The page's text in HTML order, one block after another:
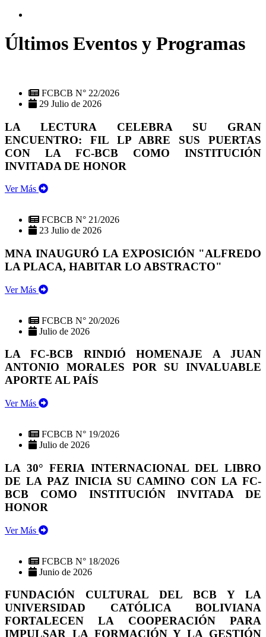
Últimos Eventos y Programas
FCBCB N° 22/2026
29 Julio de 2026
LA LECTURA CELEBRA SU GRAN
ENCUENTRO: FIL LP ABRE SUS PUERTAS
CON LA FC-BCB COMO INSTITUCIÓN
INVITADA DE HONOR
Ver Más
FCBCB N° 21/2026
23 Julio de 2026
MNA INAUGURÓ LA EXPOSICIÓN "ALFREDO
LA PLACA, HABITAR LO ABSTRACTO"
Ver Más
FCBCB N° 20/2026
Julio de 2026
LA FC-BCB RINDIÓ HOMENAJE A JUAN
ANTONIO MORALES POR SU INVALUABLE
APORTE AL PAÍS
Ver Más
FCBCB N° 19/2026
Julio de 2026
LA 30° FERIA INTERNACIONAL DEL LIBRO
DE LA PAZ INICIA SU CAMINO CON LA FC-
BCB COMO INSTITUCIÓN INVITADA DE
HONOR
Ver Más
FCBCB N° 18/2026
Junio de 2026
FUNDACIÓN CULTURAL DEL BCB Y LA
UNIVERSIDAD CATÓLICA BOLIVIANA
FORTALECEN LA COOPERACIÓN PARA
IMPULSAR LA FORMACIÓN Y LA GESTIÓN